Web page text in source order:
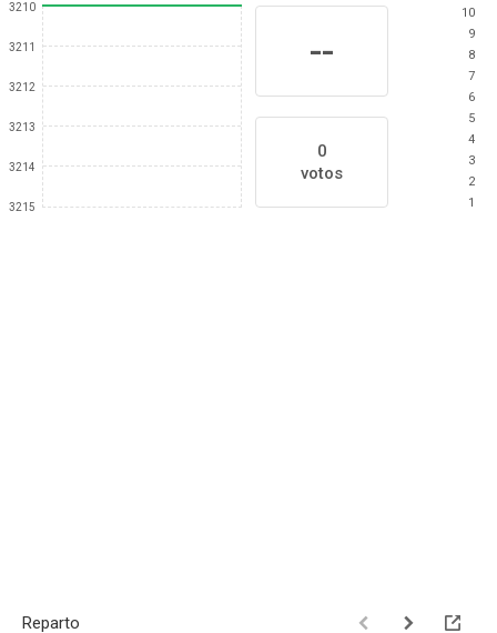
3210
3211
3212
3213
3214
3215
--
0
votos
10
9
8
7
6
5
4
3
2
1
Reparto